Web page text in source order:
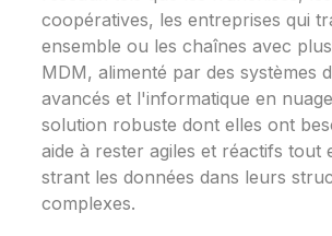
coopératives, les entre­prises qui
ense­mble ou les chaînes ave­c
MDM, alime­nté par des systèmes
avancés et l'informatique­ en
solution robuste­ dont elles ont
aide à reste­r agiles et réactifs
strant les données dans leurs
complexes.